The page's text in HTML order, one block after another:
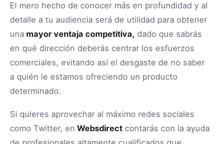
El mero hecho de conocer más en profundidad y al
detalle a tu audiencia será de utilidad para obtener
una mayor ventaja competitiva, dado que sabrás
en qué dirección deberás centrar los esfuerzos
comerciales, evitando así el desgaste de no saber
a quién le estamos ofreciendo un producto
determinado.
Si quieres aprovechar al máximo redes sociales
como Twitter, en Websdirect contarás con la ayuda